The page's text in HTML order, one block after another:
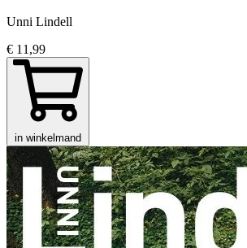
Unni Lindell
€ 11,99
in winkelmand